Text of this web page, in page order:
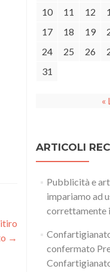
→
10
11 12
17
18 19
24
25 26
31
«
ARTICOLI
Pubblicità e
impariamo ad
correttamente
confermato